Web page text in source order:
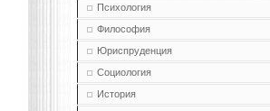
Психология
Философия
Юриспруденция
Социология
История